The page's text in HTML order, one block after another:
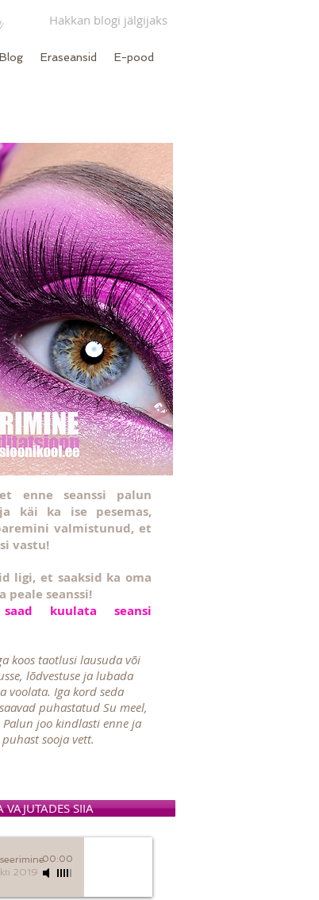
Hakkan blogi jälgijaks
Blog Eraseansid E-pood
VAJUTADES SIIA
2019
00:00
enne seanssi palun
käi ka ise pesemas,
valmistunud, et
vastu!
ligi, et saaksid ka oma
seanssi!
kuulata seansi
koos taotlusi lausuda või
lõdvestuse ja lubada
voolata. Iga kord seda
puhastatud Su meel,
joo kindlasti enne ja
sooja vett.